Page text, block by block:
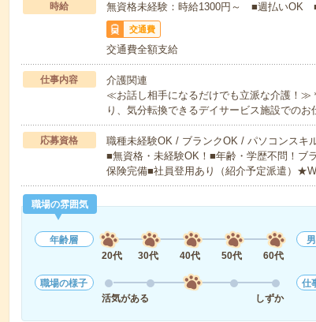
時給 無資格未経験：時給1300円～ ■週払いOK
交通費
交通費全額支給
仕事内容
介護関連
≪お話し相手になるだけでも立派な介護！≫
り、気分転換できるデイサービス施設での
応募資格
職種未経験OK / ブランクOK / パソコンスキ
■無資格・未経験OK！■年齢・学歴不問！ブ
保険完備■社員登用あり（紹介予定派遣）
職場の雰囲気
年齢層
20代
30代 40代 50代 60代
職場の様子
活気がある
しずか
仕